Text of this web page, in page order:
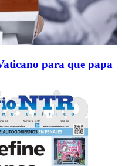
para que papa